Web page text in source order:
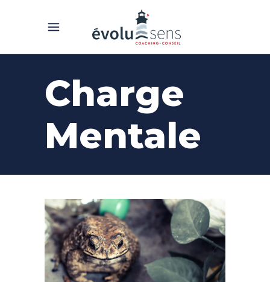
Charge
Mentale